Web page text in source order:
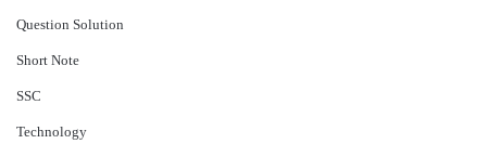
Question Solution
Short Note
‍SSC
Technology